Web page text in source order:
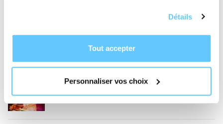
Détails
Tout accepter
Personnaliser vos choix
Forêt Électro
&YOU